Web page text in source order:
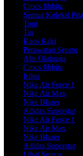
Crocs Jibbitz
Semua Koleksi Pria
Topi
Tas
Kaos Kaki
Perawatan Sepatu
Alat Olahraga
Crocs Jibbitz
Icons
Nike Air Force 1
Nike Air Max
Nike Blazer
Adidas Superstar
Nike Air Force 1
Nike Air Max
Nike Blazer
Adidas Superstar
Lihat Semua